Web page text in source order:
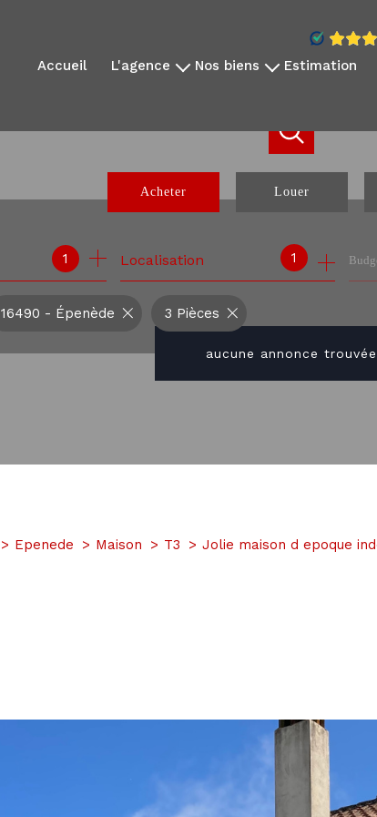
accueil l'agence nos biens
nos exclusivités
estimation
Acheter Louer
à l'année
de l'immo pro
1 1
Localisation
aucune annonce trouvée
16490 - Épenède 3 Pièces
Epenede Maison T3 Jolie maison d epoque